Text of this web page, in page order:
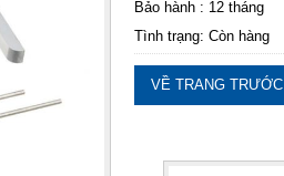
Bảo hành : 12 tháng
Tình trạng: Còn hàng
VỀ TRANG TRƯỚC